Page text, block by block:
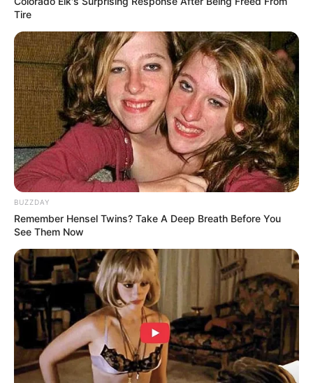
(foto: SBS)
Park Sung Jun adalah seorang ketua tim department store VIP.
Dirinya dapat terpilih menjadi pimpinan karena kemampuanya
Tire
BUZZDAY
Remember Hensel Twins? Take A Deep Breath Before You
See Them Now